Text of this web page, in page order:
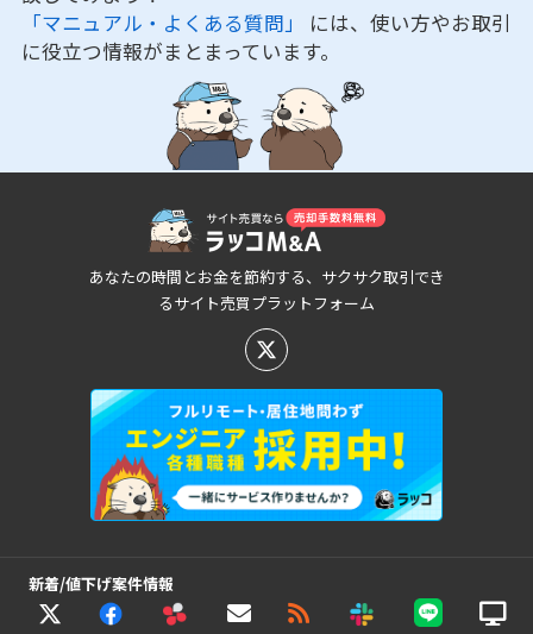
「マニュアル・よくある質問」 には、使い方やお取引
に役立つ情報がまとまっています。
あなたの時間とお金を節約する、サクサク取引でき
るサイト売買プラットフォーム
新着/値下げ案件情報